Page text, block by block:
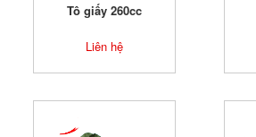
Tô giấy 260cc
Liên hệ